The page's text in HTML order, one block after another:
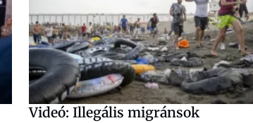
Videó: Illegális migránsok